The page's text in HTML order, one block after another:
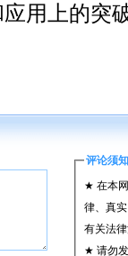
用上的突
评论须知
★ 在本
律、真
有关法
★ 请勿